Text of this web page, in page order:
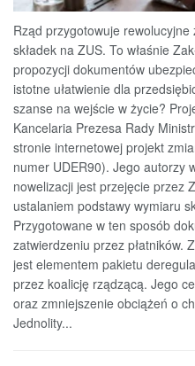
Rząd przygotowuje
składek na ZUS. To właśnie
propozycji dokumentów
istotne ułatwienie dla
szanse na wejście w życie?
Kancelaria Prezesa Rady
stronie internetowej projekt
numer UDER90). Jego autorzy
nowelizacji jest przejęcie przez
ustalaniem podstawy wymiaru
Przygotowane w ten sposób
zatwierdzeniu przez płatników.
jest elementem pakietu
przez koalicję rządzącą. Jego
oraz zmniejszenie obciążeń o
Jednolity...